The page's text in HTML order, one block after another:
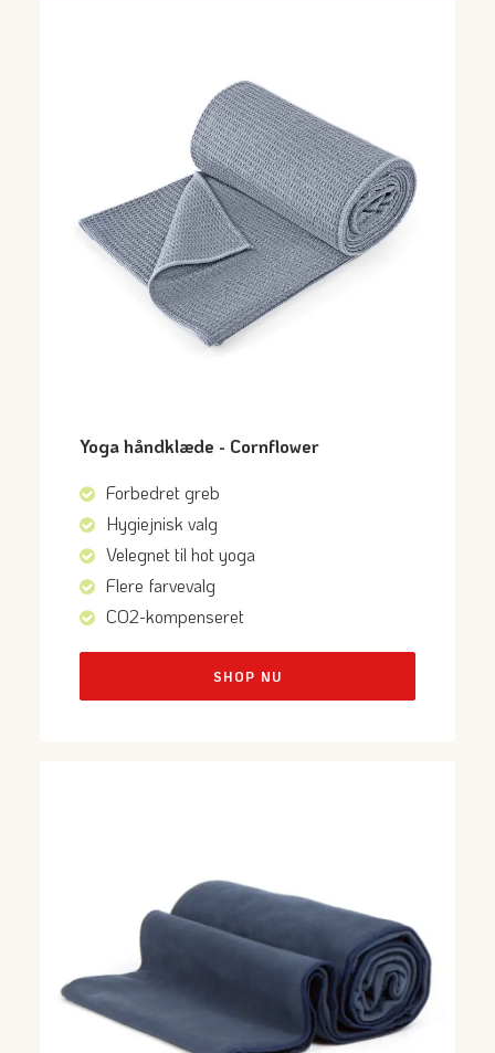
Yoga håndklæde - Cornflower
Forbedret greb
Hygiejnisk valg
Velegnet til hot yoga
Flere farvevalg
CO2-kompenseret
SHOP NU